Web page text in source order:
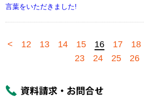
言葉をいただきました!
< 12 13 14 15 16 17 18
23
24 25 26